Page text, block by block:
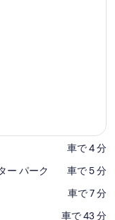
‪車で 4 分‬
ー パーク
‪車で 5 分‬
‪車で 7 分‬
‪車で 43 分‬